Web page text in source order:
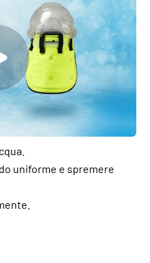
uniforme e spremere